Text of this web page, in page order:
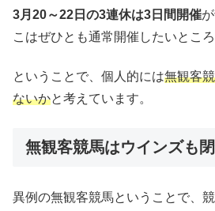
3月20～22日の3連休は3日間開催
こはぜひとも通常開催したいとこ
ということで、個人的には無観客
ないかと考えています。
無観客競馬はウインズも
異例の無観客競馬ということで、